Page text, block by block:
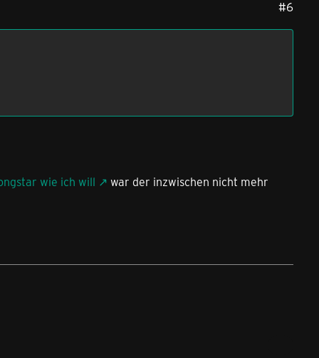
#6
wie ich will war der inzwischen nicht mehr